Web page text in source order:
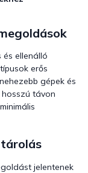
ellenálló
típusok erős
gépek és
hosszú távon
jelentenek